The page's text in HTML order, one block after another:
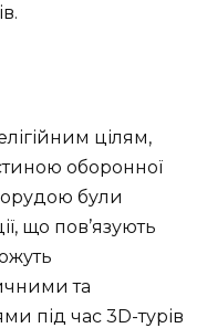
цілям,
оборонної
були
що пов’язують
та
під час 3D-турів